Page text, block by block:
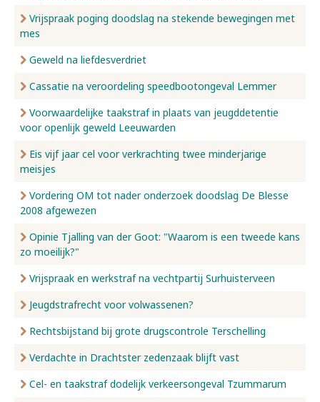
Vrijspraak poging doodslag na stekende bewegingen met
mes
Geweld na liefdesverdriet
Cassatie na veroordeling speedbootongeval Lemmer
Voorwaardelijke taakstraf in plaats van jeugddetentie
voor openlijk geweld Leeuwarden
Eis vijf jaar cel voor verkrachting twee minderjarige
meisjes
Vordering OM tot nader onderzoek doodslag De Blesse
2008 afgewezen
Opinie Tjalling van der Goot: "Waarom is een tweede kans
zo moeilijk?"
Vrijspraak en werkstraf na vechtpartij Surhuisterveen
Jeugdstrafrecht voor volwassenen?
Rechtsbijstand bij grote drugscontrole Terschelling
Verdachte in Drachtster zedenzaak blijft vast
Cel- en taakstraf dodelijk verkeersongeval Tzummarum